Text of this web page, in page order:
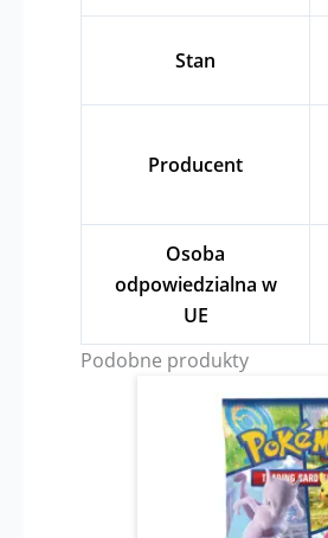
Stan
Producent
Osoba
odpowiedzialna w
UE
Podobne produkty